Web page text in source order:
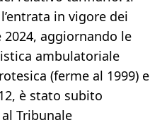
in vigore dei
aggiornando le
ambulatoriale
(ferme al 1999) e
è stato subito
Tribunale